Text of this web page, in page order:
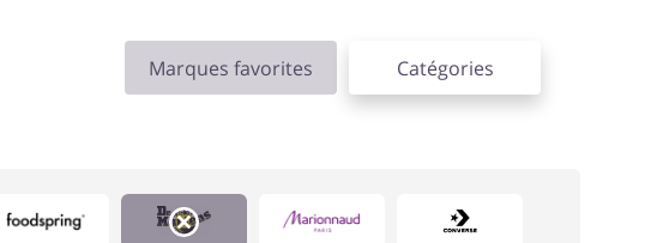
Marques favorites Catégories